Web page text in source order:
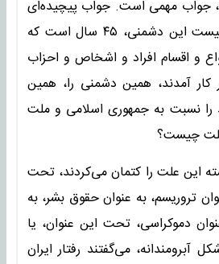
جواب مهمی است. جواب پیچیده‌ای
است. مال امروز هم نیست این دشمنی، ۴۵ سال است که
و اقسام افراد و اشخاص و احزاب
کار آمدند، همین دشمنی را، همین
را نسبت به جمهوری اسلامی و ملت
علت چیست؟
این علت را کتمان می‌کردند، تحت
تروریسم، به عنوان حقوق بشر، به
دموکراسی، تحت این عنوان، یا
آبرومندانه، می‌گفتند رفتار ایران